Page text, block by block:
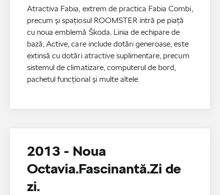
Atractiva Fabia, extrem de practica Fabia Combi,
precum şi spaţiosul ROOMSTER intră pe piaţă
cu noua emblemă Škoda. Linia de echipare de
bază, Active, care include dotări generoase, este
extinsă cu dotări atractive suplimentare, precum
sistemul de climatizare, computerul de bord,
pachetul funcţional şi multe altele.
2013 - Noua
Octavia.Fascinantă.Zi de
zi.